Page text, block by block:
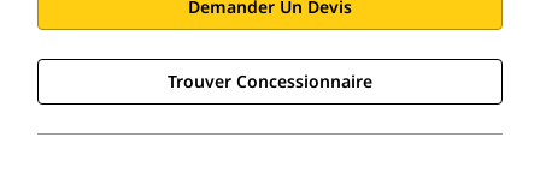
Demander Un Devis
Trouver Concessionnaire